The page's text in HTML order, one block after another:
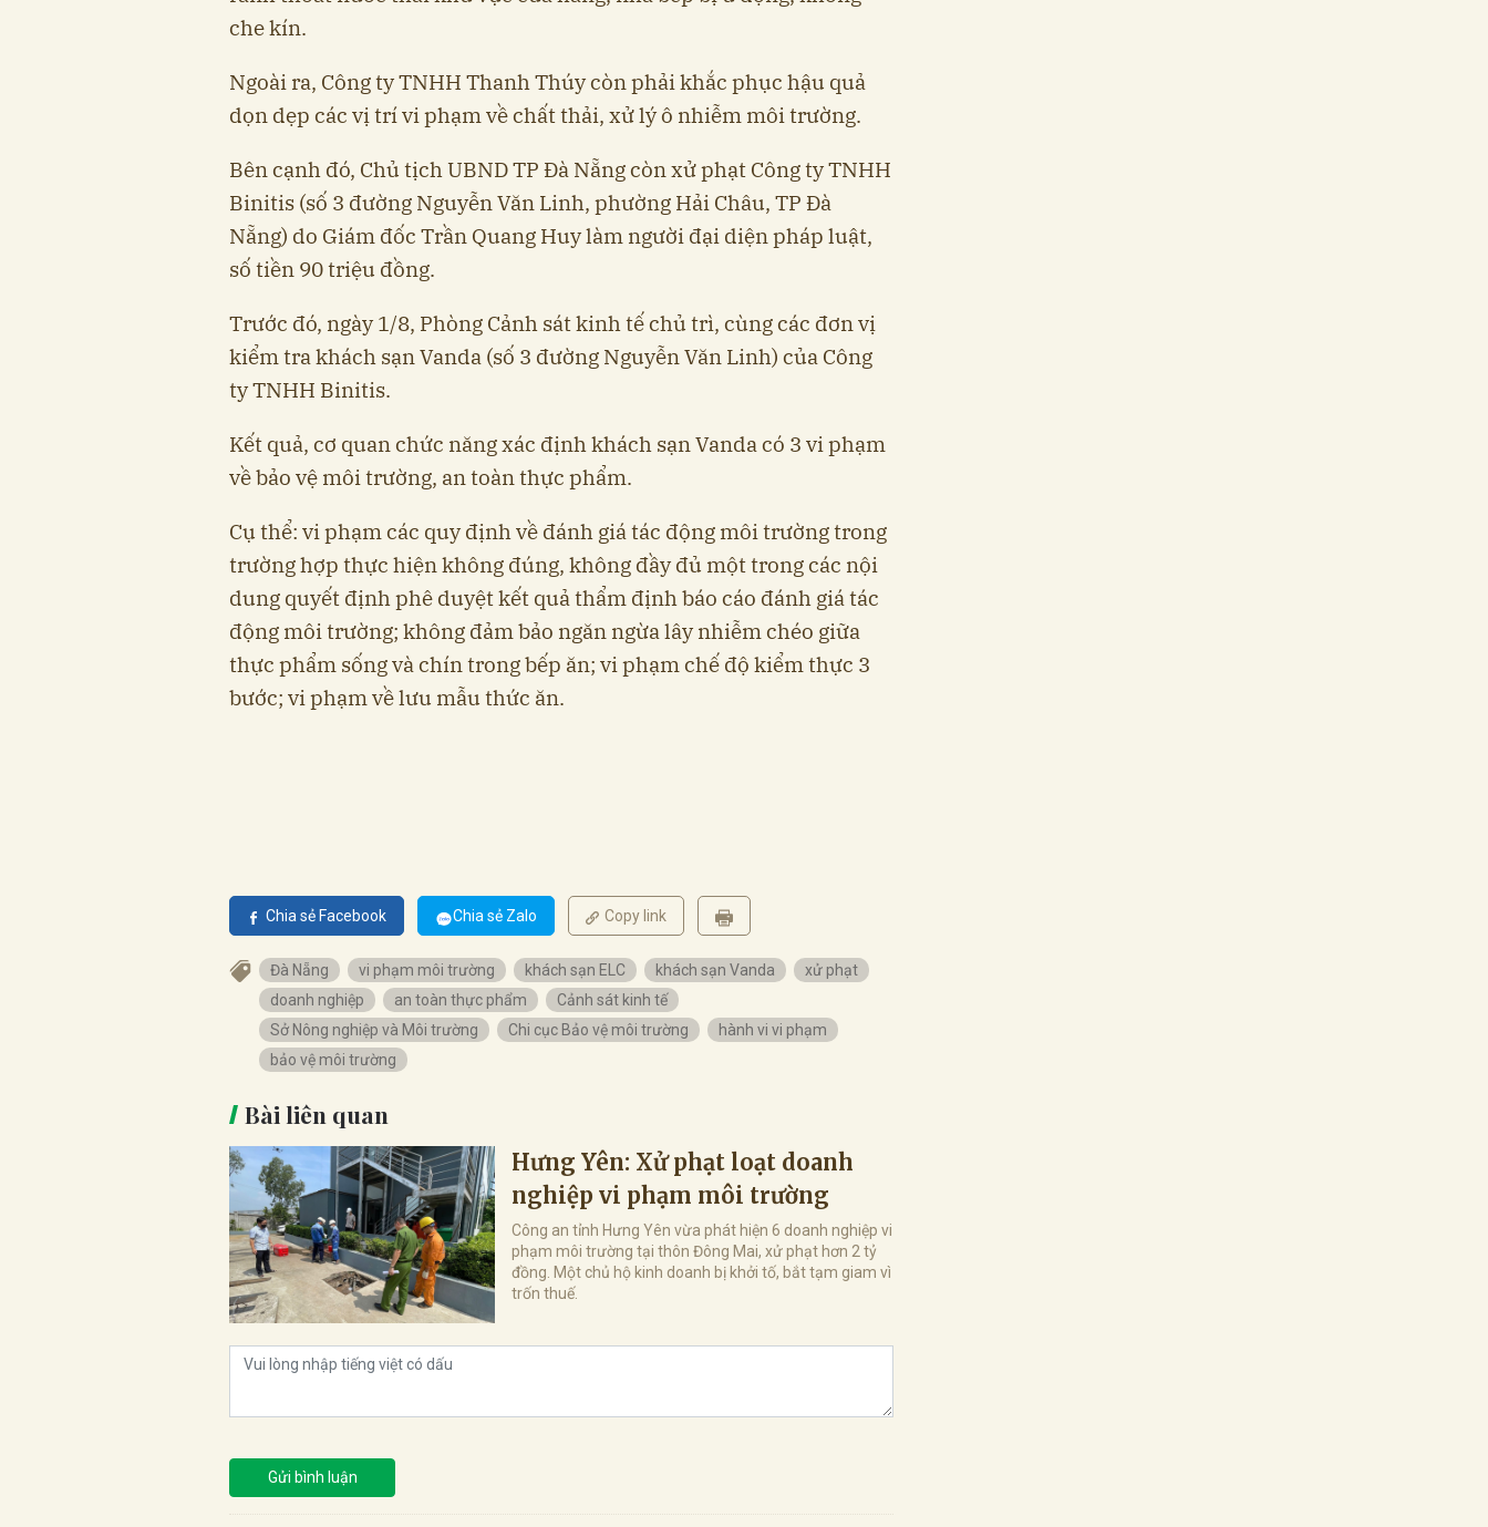
che kín.
Ngoài ra, Công ty TNHH Thanh Thúy còn phải khắc phục hậu quả
dọn dẹp các vị trí vi phạm về chất thải, xử lý ô nhiễm môi trường.
Bên cạnh đó, Chủ tịch UBND TP Đà Nẵng còn xử phạt Công ty TNHH
Binitis (số 3 đường Nguyễn Văn Linh, phường Hải Châu, TP Đà
Nẵng) do Giám đốc Trần Quang Huy làm người đại diện pháp luật,
số tiền 90 triệu đồng.
Trước đó, ngày 1/8, Phòng Cảnh sát kinh tế chủ trì, cùng các đơn vị
kiểm tra khách sạn Vanda (số 3 đường Nguyễn Văn Linh) của Công
ty TNHH Binitis.
Kết quả, cơ quan chức năng xác định khách sạn Vanda có 3 vi phạm
về bảo vệ môi trường, an toàn thực phẩm.
Cụ thể: vi phạm các quy định về đánh giá tác động môi trường trong
trường hợp thực hiện không đúng, không đầy đủ một trong các nội
dung quyết định phê duyệt kết quả thẩm định báo cáo đánh giá tác
động môi trường; không đảm bảo ngăn ngừa lây nhiễm chéo giữa
thực phẩm sống và chín trong bếp ăn; vi phạm chế độ kiểm thực 3
bước; vi phạm về lưu mẫu thức ăn.
Chia sẻ Facebook Chia sẻ Zalo Copy link
Đà Nẵng vi phạm môi trường khách sạn ELC khách sạn Vanda
xử phạt
doanh nghiệp
an toàn thực phẩm
Cảnh sát kinh tế
Sở Nông nghiệp và Môi trường
Chi cục Bảo vệ môi trường
hành vi vi phạm
bảo vệ môi trường
Bài liên quan
Hưng Yên: Xử phạt loạt doanh
nghiệp vi phạm môi trường
Công an tỉnh Hưng Yên vừa phát hiện 6 doanh nghiệp vi
phạm môi trường tại thôn Đông Mai, xử phạt hơn 2 tỷ
đồng. Một chủ hộ kinh doanh bị khởi tố, bắt tạm giam vì
trốn thuế.
Gửi bình luận